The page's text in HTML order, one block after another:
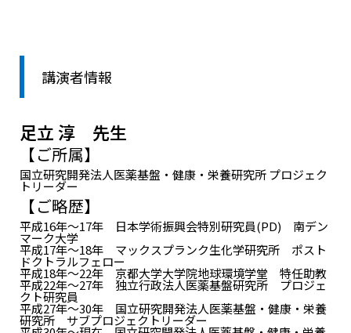
講演者情報
足立 淳 先生
【ご所属】
国立研究開発法人医薬基盤・健康・栄養研究所 プロジェク
トリーダー
【ご略歴】
平成16年～17年 日本学術振興会特別研究員(PD) 南デン
マーク大学
平成17年～18年 マックスプランク生化学研究所 ポスト
ドクトラルフェロー
平成18年～22年 京都大学大学院地球環境学堂 特任助教
平成22年～27年 独立行政法人医薬基盤研究所 プロジェ
クト研究員
平成27年～30年 国立研究開発法人医薬基盤・健康・栄養
研究所 サブプロジェクトリーダー